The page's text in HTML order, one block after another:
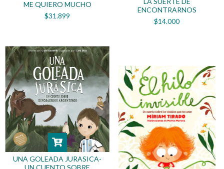
ME QUIERO MUCHO
$31.899
ENCONTRARNOS
$14.000
UNA GOLEADA JURASICA-